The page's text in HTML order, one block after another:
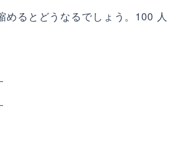
めるとどうなるでしょう。100 人